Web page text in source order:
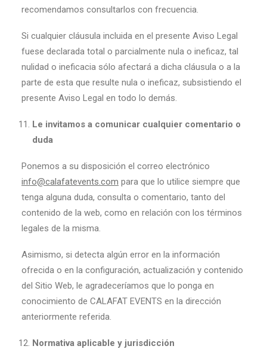
recomendamos consultarlos con frecuencia.
Si cualquier cláusula incluida en el presente Aviso Legal
fuese declarada total o parcialmente nula o ineficaz, tal
nulidad o ineficacia sólo afectará a dicha cláusula o a la
parte de esta que resulte nula o ineficaz, subsistiendo el
presente Aviso Legal en todo lo demás.
Le invitamos a comunicar cualquier comentario o
duda
Ponemos a su disposición el correo electrónico
info@calafatevents.com para que lo utilice siempre que
tenga alguna duda, consulta o comentario, tanto del
contenido de la web, como en relación con los términos
legales de la misma.
Asimismo, si detecta algún error en la información
ofrecida o en la configuración, actualización y contenido
del Sitio Web, le agradeceríamos que lo ponga en
conocimiento de CALAFAT EVENTS en la dirección
anteriormente referida.
Normativa aplicable y jurisdicción